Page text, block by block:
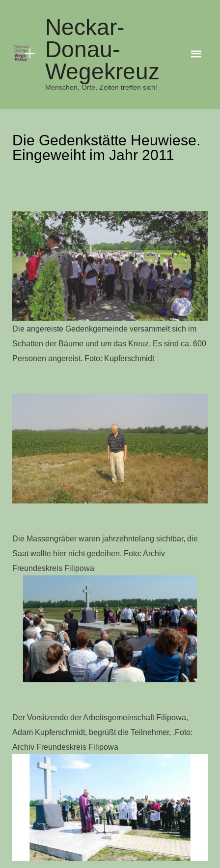
Neckar-
Donau-
Wegekreuz
Menschen, Orte, Zeiten treffen sich!
Die Gedenkstätte Heuwiese.
Eingeweiht im Jahr 2011
Die angereiste Gedenkgemeinde versammelt sich im
Schatten der Bäume und um das Kreuz. Es sind ca. 600
Personen angereist. Foto: Kupferschmidt
Die Massengräber waren jahrzehntelang sichtbar, die
Saat wollte hier nicht gedeihen. Foto: Archiv
Freundeskreis Filipowa
Der Vorsitzende der Arbeitsgemeinschaft Filipowa,
Adam Kupferschmidt, begrüßt die Teilnehmer, .Foto:
Archiv Freundeskreis Filipowa